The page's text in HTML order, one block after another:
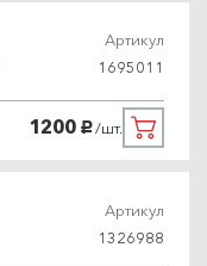
Артикул
1695011
1200 руб./шт.
Артикул
1326988